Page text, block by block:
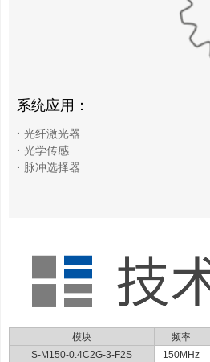
系统应用：
· 光纤激光器
· 光学传感
· 脉冲选择器
模块 频率
S-M150-0.4C2G-3-F2S
150MHz